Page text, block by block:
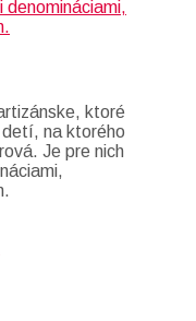
ktoré
na ktorého
Je pre nich